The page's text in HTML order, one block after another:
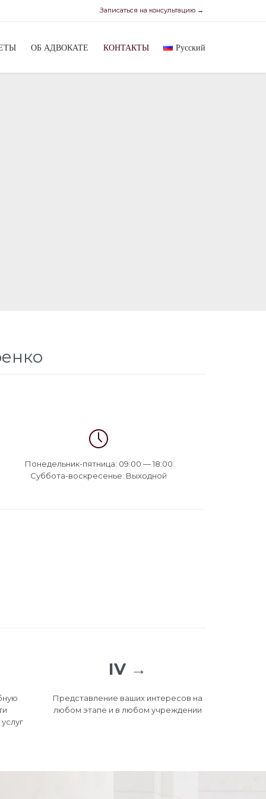
Записаться на консультацию →
ОБ АДВОКАТЕ КОНТАКТЫ Русский

Понедельник-пятница: 09:00 — 18:00
Суббота-воскресенье: Bыходной
IV →
Представление ваших интересов на
любом этапе и в любом учреждении